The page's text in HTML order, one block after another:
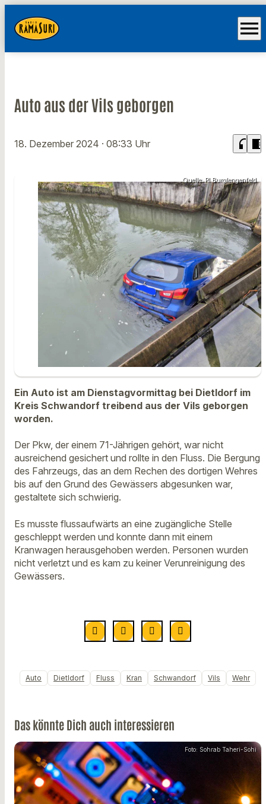
menu
Auto aus der Vils geborgen
18. Dezember 2024 · 08:33 Uhr headphones chrome_reader_mode
Quelle: PI Burglengenfeld
Ein Auto ist am Dienstagvormittag bei Dietldorf im
Kreis Schwandorf treibend aus der Vils geborgen
worden.
Der Pkw, der einem 71-Jährigen gehört, war nicht
ausreichend gesichert und rollte in den Fluss. Die Bergung
des Fahrzeugs, das an dem Rechen des dortigen Wehres
bis auf den Grund des Gewässers abgesunken war,
gestaltete sich schwierig.
Es musste flussaufwärts an eine zugängliche Stelle
geschleppt werden und konnte dann mit einem
Kranwagen herausgehoben werden. Personen wurden
nicht verletzt und es kam zu keiner Verunreinigung des
Gewässers.
Auto Dietldorf Fluss Kran Schwandorf Vils Wehr
Das könnte Dich auch interessieren
Foto: Sohrab Taheri-Sohi